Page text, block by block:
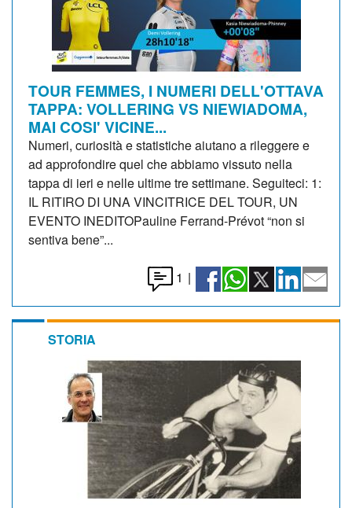
TOUR FEMMES, I NUMERI DELL'OTTAVA
TAPPA: VOLLERING VS NIEWIADOMA,
MAI COSI' VICINE...
Numeri, curiosità e statistiche aiutano a rileggere e
ad approfondire quel che abbiamo vissuto nella
tappa di ieri e nelle ultime tre settimane. Seguiteci: 1:
IL RITIRO DI UNA VINCITRICE DEL TOUR, UN
EVENTO INEDITOPauline Ferrand-Prévot “non si
sentiva bene”...
1 |
STORIA